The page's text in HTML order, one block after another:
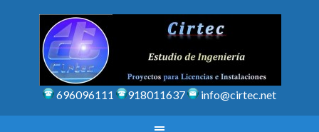
696096111 918011637 info@cirtec.net